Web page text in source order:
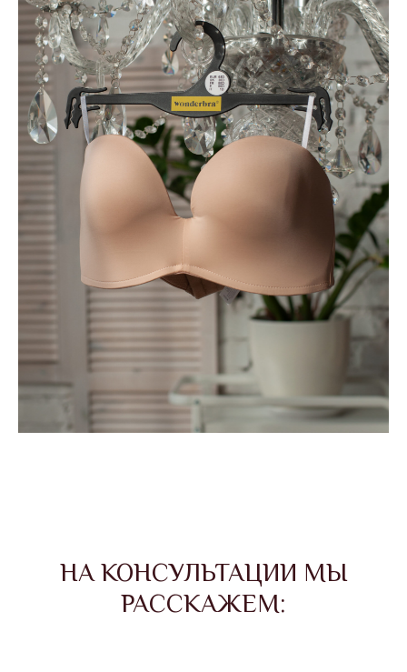
НА КОНСУЛЬТАЦИИ МЫ
РАССКАЖЕМ: